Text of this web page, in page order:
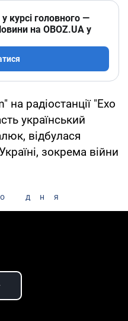
курсі головного —
на OBOZ.UA у
на радіостанції "Ехо
український
відбулася
зокрема війни
дня
Video